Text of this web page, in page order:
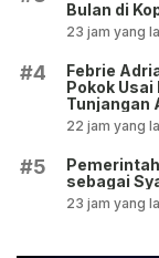
Bulan di
23 jam yang
#4
Febrie
Pokok
Tunjangan
22 jam yang
#5
sebagai
23 jam yang